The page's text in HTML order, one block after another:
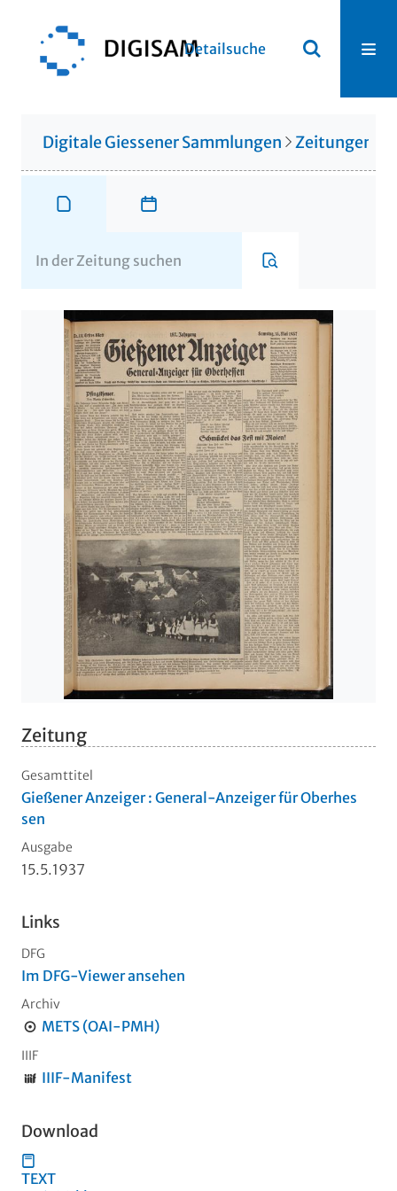
Detailsuche
Digitale Giessener Sammlungen Zeitungen
Zeitung
Gesamttitel
Gießener Anzeiger : General-Anzeiger für Oberhes
sen
Ausgabe
15.5.1937
Links
DFG
Im DFG-Viewer ansehen
Archiv
METS (OAI-PMH)
IIIF
IIIF-Manifest
Download
TEXT